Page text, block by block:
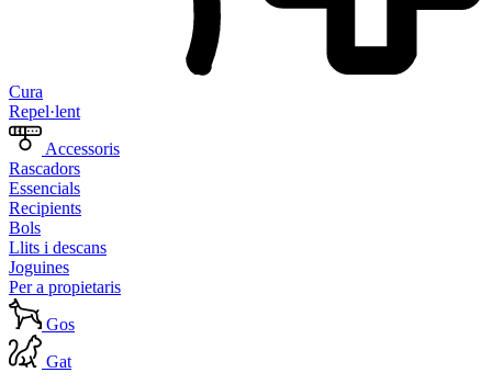
Cura
Repel·lent
Accessoris
Rascadors
Essencials
Recipients
Bols
Llits i descans
Joguines
Per a propietaris
Gos
Gat